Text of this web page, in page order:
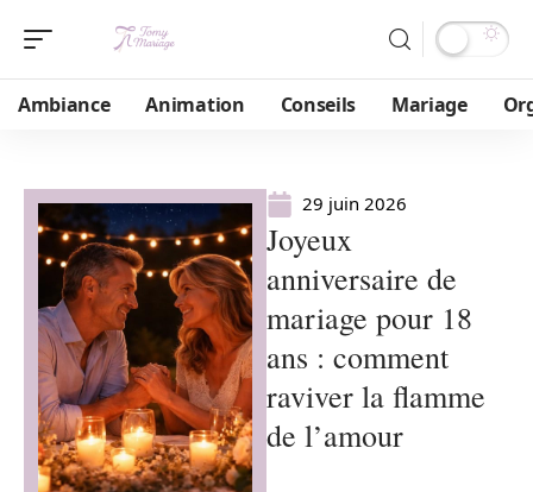
Ambiance Animation Conseils Mariage
29 juin 2026
Joyeux
anniversaire de
mariage pour 18
ans : comment
raviver la flamme
de l’amour